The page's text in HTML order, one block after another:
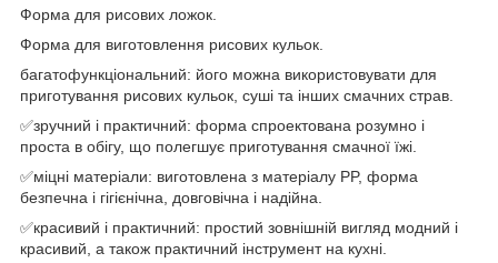
Форма для рисових ложок.
Форма для виготовлення рисових кульок.
багатофункціональний: його можна використовувати для
приготування рисових кульок, суші та інших смачних страв.
✅зручний і практичний: форма спроектована розумно і
проста в обігу, що полегшує приготування смачної їжі.
✅міцні матеріали: виготовлена з матеріалу PP, форма
безпечна і гігієнічна, довговічна і надійна.
✅красивий і практичний: простий зовнішній вигляд модний і
красивий, а також практичний інструмент на кухні.